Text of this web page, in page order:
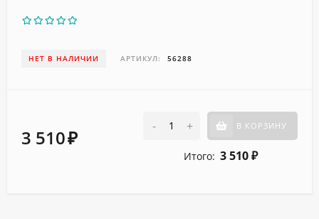
НЕТ В НАЛИЧИИ АРТИКУЛ: 56288
3 510₽
- + В КОРЗИНУ
Итого: 3 510 ₽